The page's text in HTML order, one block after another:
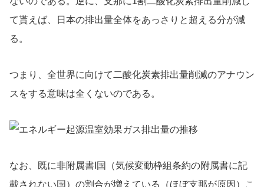
て貰えば、日本の排出量全体をあっさりと超える分が減
る。
つまり、全世界に向けて二酸化炭素排出量削減のアナウン
スをする意味は全くないのである。
なお、既に非附属書I国（気候変動枠組条約の附属書に記
載されない国）の割合が増えている（ほぼ支那が原因）こ